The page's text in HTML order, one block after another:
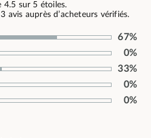
4.5 sur 5 étoiles.
avis auprès d’acheteurs vérifiés.
67%
0%
33%
0%
0%